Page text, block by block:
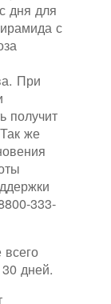
дня для
с
При
получит
же
333-
дней.